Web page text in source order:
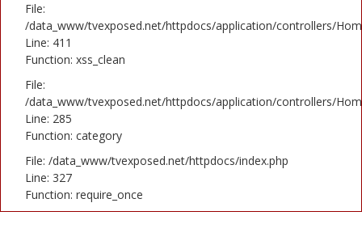
File:
/data_www/tvexposed.net/httpdocs/application/controllers/
Line: 411
Function: xss_clean
File:
/data_www/tvexposed.net/httpdocs/application/controllers/
Line: 285
Function: category
File: /data_www/tvexposed.net/httpdocs/index.php
Line: 327
Function: require_once
TV Serije
Filmovi
Glumci
Contact
Register